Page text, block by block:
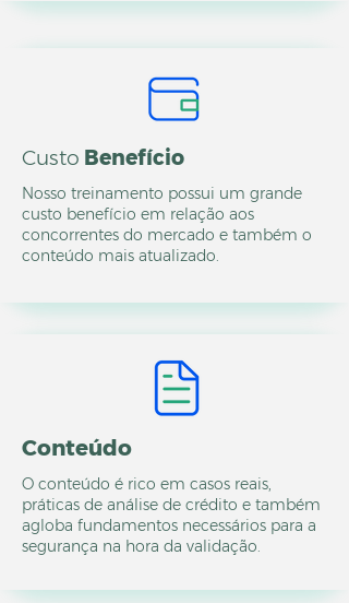
Custo Benefício
Nosso treinamento possui um grande
custo benefício em relação aos
concorrentes do mercado e também o
conteúdo mais atualizado.
Conteúdo
O conteúdo é rico em casos reais,
práticas de análise de crédito e também
agloba fundamentos necessários para a
segurança na hora da validação.